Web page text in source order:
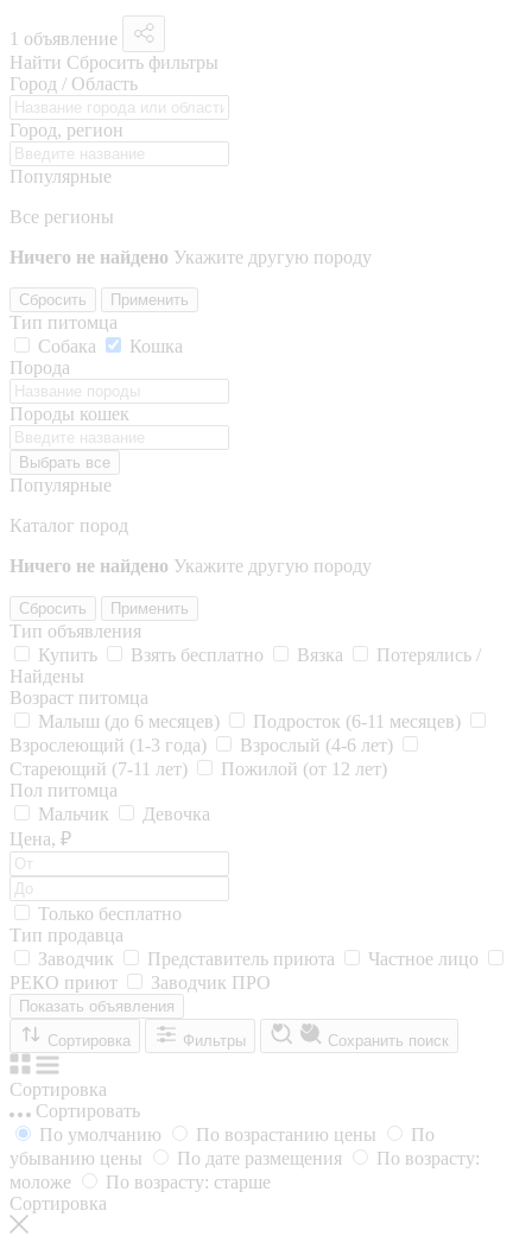
1 объявление
Найти Сбросить фильтры
Город / Область
Город, регион
Популярные
Все регионы
Ничего не найдено Укажите другую породу
Сбросить Применить
Тип питомца
Собака
Кошка
Порода
Породы кошек
Выбрать все
Популярные
Каталог пород
Ничего не найдено Укажите другую породу
Сбросить Применить
Тип объявления
Купить
Взять бесплатно Вязка
Потерялись /
Найдены
Возраст питомца
Малыш (до 6 месяцев)
Подросток (6-11 месяцев)
Взрослеющий (1-3 года)
Взрослый (4-6 лет)
Стареющий (7-11 лет)
Пожилой (от 12 лет)
Пол питомца
Мальчик
Девочка
Цена, ₽
Только бесплатно
Тип продавца
Заводчик
Представитель приюта
Частное лицо
РЕКО приют
Заводчик ПРО
Показать объявления
Сортировка
Фильтры Сохранить поиск
Сортировка
Сортировать
По умолчанию
По возрастанию цены
По
убыванию цены
По дате размещения
По возрасту:
моложе
По возрасту: старше
Сортировка